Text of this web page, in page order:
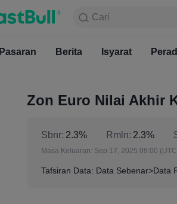
Cari
Pasaran Berita
Cari
Pasaran Berita Isyarat
Zon Euro Nilai Akhir
Sbnr: 2.3% Rmln: 2.3%
Masa Keluaran: Sep 17, 2025 09:00
Tafsiran Data: Data Sebenar>Data